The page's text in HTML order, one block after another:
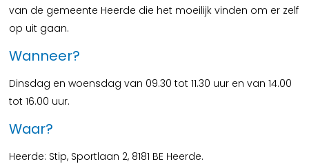
van de gemeente Heerde die het moeilijk vinden om er zelf
op uit gaan.
Wanneer?
Dinsdag en woensdag van 09.30 tot 11.30 uur en van 14.00
tot 16.00 uur.
Waar?
Heerde: Stip, Sportlaan 2, 8181 BE Heerde.